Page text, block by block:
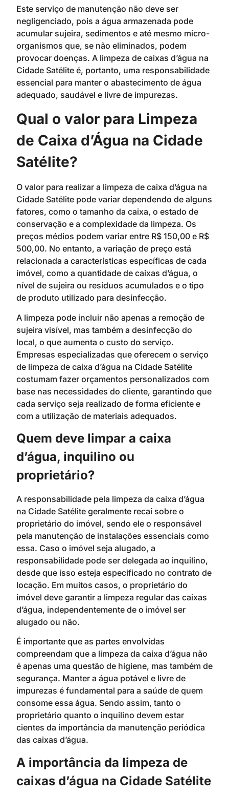
Este serviço de manutenção não deve ser
negligenciado, pois a água armazenada pode
acumular sujeira, sedimentos e até mesmo micro-
organismos que, se não eliminados, podem
provocar doenças. A limpeza de caixas d’água na
Cidade Satélite é, portanto, uma responsabilidade
essencial para manter o abastecimento de água
adequado, saudável e livre de impurezas.
Qual o valor para Limpeza
de Caixa d’Água na Cidade
Satélite?
O valor para realizar a limpeza de caixa d’água na
Cidade Satélite pode variar dependendo de alguns
fatores, como o tamanho da caixa, o estado de
conservação e a complexidade da limpeza. Os
preços médios podem variar entre R$ 150,00 e R$
500,00. No entanto, a variação de preço está
relacionada a características específicas de cada
imóvel, como a quantidade de caixas d’água, o
nível de sujeira ou resíduos acumulados e o tipo
de produto utilizado para desinfecção.
A limpeza pode incluir não apenas a remoção de
sujeira visível, mas também a desinfecção do
local, o que aumenta o custo do serviço.
Empresas especializadas que oferecem o serviço
de limpeza de caixa d’água na Cidade Satélite
costumam fazer orçamentos personalizados com
base nas necessidades do cliente, garantindo que
cada serviço seja realizado de forma eficiente e
com a utilização de materiais adequados.
Quem deve limpar a caixa
d’água, inquilino ou
proprietário?
A responsabilidade pela limpeza da caixa d’água
na Cidade Satélite geralmente recai sobre o
proprietário do imóvel, sendo ele o responsável
pela manutenção de instalações essenciais como
essa. Caso o imóvel seja alugado, a
responsabilidade pode ser delegada ao inquilino,
desde que isso esteja especificado no contrato de
locação. Em muitos casos, o proprietário do
imóvel deve garantir a limpeza regular das caixas
d’água, independentemente de o imóvel ser
alugado ou não.
É importante que as partes envolvidas
compreendam que a limpeza da caixa d’água não
é apenas uma questão de higiene, mas também de
segurança. Manter a água potável e livre de
impurezas é fundamental para a saúde de quem
consome essa água. Sendo assim, tanto o
proprietário quanto o inquilino devem estar
cientes da importância da manutenção periódica
das caixas d’água.
A importância da limpeza de
caixas d’água na Cidade Satélite